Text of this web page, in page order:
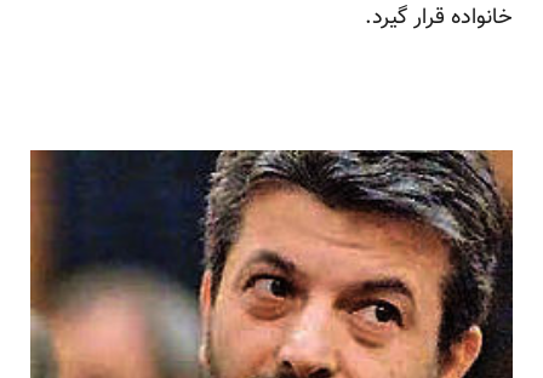
خانواده قرار گیرد.